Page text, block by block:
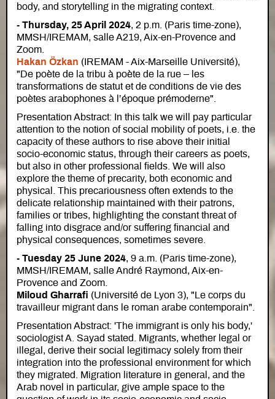
body, and storytelling in the migrating context.
- Thursday, 25 April 2024, 2 p.m. (Paris time-zone),
MMSH/IREMAM, salle A219, Aix-en-Provence and
Zoom.
Hakan Özkan (IREMAM - Aix-Marseille Université),
"De poète de la tribu à poète de la rue – les
transformations de statut et de conditions de vie des
poètes arabophones à l’époque prémoderne".
Presentation Abstract: In this talk we will pay particular
attention to the notion of social mobility of poets, i.e. the
capacity of these authors to rise above their initial
socio-economic status, through their careers as poets,
but also in other professional fields. We will also
explore the theme of precarity, both economic and
physical. This precariousness often extends to the
delicate relationship maintained with their patrons,
families or tribes, highlighting the constant threat of
falling into disgrace and/or suffering financial and
physical consequences, sometimes severe.
- Tuesday 25 June 2024, 9 a.m. (Paris time-zone),
MMSH/IREMAM, salle André Raymond, Aix-en-
Provence and Zoom.
Miloud Gharrafi (Université de Lyon 3), "Le corps du
travailleur migrant dans le roman arabe contemporain".
Presentation Abstract: 'The immigrant is only his body,'
sociologist A. Sayad stated. Migrants, whether legal or
illegal, derive their social legitimacy solely from their
integration into the professional environment for which
they migrated. Migration literature in general, and the
Arab novel in particular, give ample space to the